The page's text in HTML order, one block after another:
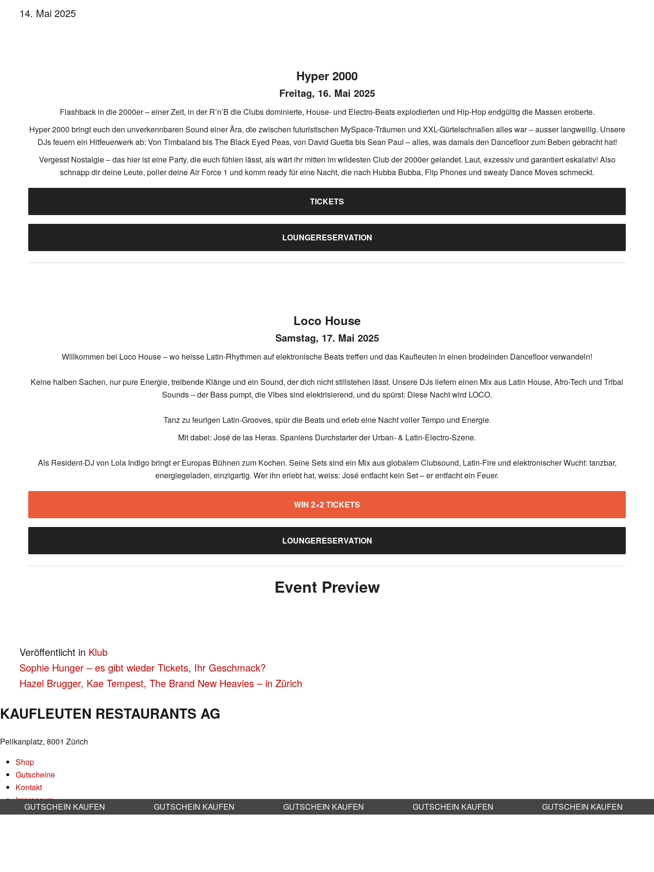
14. Mai 2025
Hyper 2000
Freitag, 16. Mai 2025
Flashback in die 2000er – einer Zeit, in der R’n’B die Clubs dominierte, House- und Electro-Beats explodierten und Hip-Hop endgültig die Massen eroberte.
Hyper 2000 bringt euch den unverkennbaren Sound einer Ära, die zwischen futuristischen MySpace-Träumen und XXL-Gürtelschnallen alles war – ausser langweilig. Unsere
DJs feuern ein Hitfeuerwerk ab: Von Timbaland bis The Black Eyed Peas, von David Guetta bis Sean Paul – alles, was damals den Dancefloor zum Beben gebracht hat!
Vergesst Nostalgie – das hier ist eine Party, die euch fühlen lässt, als wärt ihr mitten im wildesten Club der 2000er gelandet. Laut, exzessiv und garantiert eskalativ! Also
schnapp dir deine Leute, polier deine Air Force 1 und komm ready für eine Nacht, die nach Hubba Bubba, Flip Phones und sweaty Dance Moves schmeckt.
TICKETS
LOUNGERESERVATION
Loco House
Samstag, 17. Mai 2025
Willkommen bei Loco House – wo heisse Latin-Rhythmen auf elektronische Beats treffen und das Kaufleuten in einen brodelnden Dancefloor verwandeln!
Keine halben Sachen, nur pure Energie, treibende Klänge und ein Sound, der dich nicht stillstehen lässt. Unsere DJs liefern einen Mix aus Latin House, Afro-Tech und Tribal
Sounds – der Bass pumpt, die Vibes sind elektrisierend, und du spürst: Diese Nacht wird LOCO.
Tanz zu feurigen Latin-Grooves, spür die Beats und erleb eine Nacht voller Tempo und Energie.
Mit dabei: José de las Heras. Spaniens Durchstarter der Urban- & Latin-Electro-Szene.
Als Resident-DJ von Lola Indigo bringt er Europas Bühnen zum Kochen. Seine Sets sind ein Mix aus globalem Clubsound, Latin-Fire und elektronischer Wucht: tanzbar,
energiegeladen, einzigartig. Wer ihn erlebt hat, weiss: José entfacht kein Set – er entfacht ein Feuer.
WIN 2×2 TICKETS
LOUNGERESERVATION
Event Preview
Veröffentlicht in Klub
BEITRAGS-
NAVIGATION
Sophie Hunger – es gibt wieder Tickets, Ihr Geschmack?
Hazel Brugger, Kae Tempest, The Brand New Heavies – in Zürich
KAUFLEUTEN RESTAURANTS AG
Pelikanplatz, 8001 Zürich
Shop
Gutscheine
Kontakt
Impressum
Datenschutz
GUTSCHEIN KAUFEN GUTSCHEIN KAUFEN GUTSCHEIN KAUFEN GUTSCHEIN KAUFEN GUTSCHEIN KAUFEN